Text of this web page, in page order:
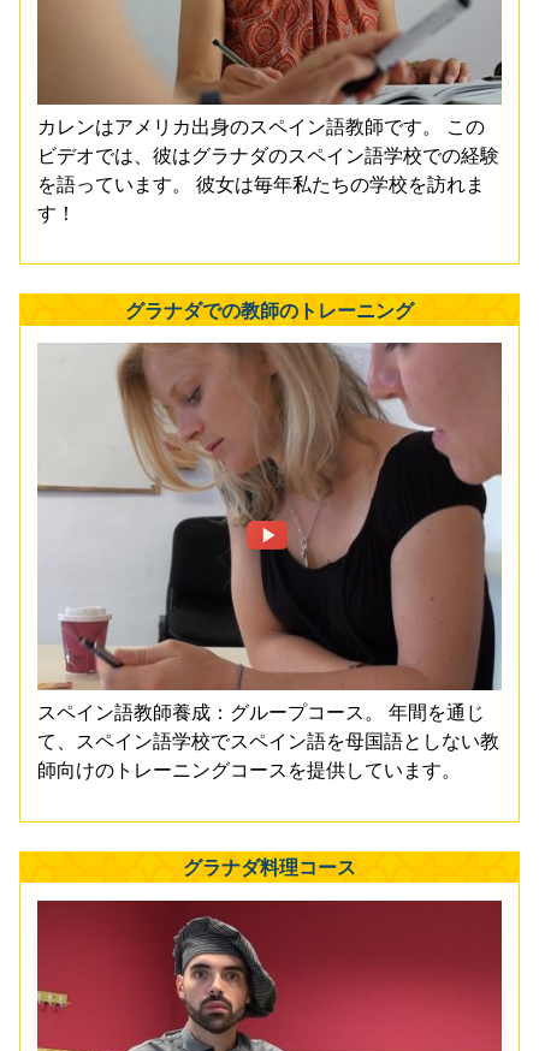
カレンはアメリカ出身のスペイン語教師です。 この
ビデオでは、彼はグラナダのスペイン語学校での経験
を語っています。 彼女は毎年私たちの学校を訪れま
す！
グラナダでの教師のトレーニング
スペイン語教師養成：グループコース。 年間を通じ
て、スペイン語学校でスペイン語を母国語としない教
師向けのトレーニングコースを提供しています。
グラナダ料理コース